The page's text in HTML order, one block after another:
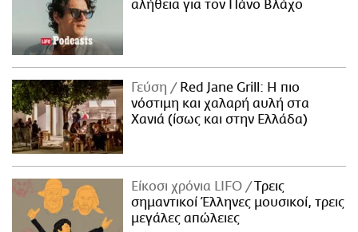
αλήθεια για τον Πάνο Βλάχο
Γεύση
Red Jane Grill: Η πιο
νόστιμη και χαλαρή αυλή στα
Χανιά (ίσως και στην Ελλάδα)
Είκοσι χρόνια LIFO
Tρεις
σημαντικοί Έλληνες μουσικοί, τρεις
μεγάλες απώλειες